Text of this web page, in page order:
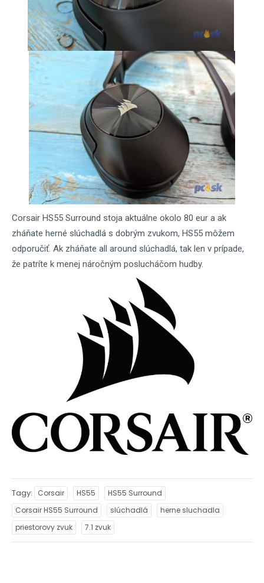
Corsair HS55 Surround stoja aktuálne okolo 80 eur a ak
zháňate herné slúchadlá s dobrým zvukom, HS55 môžem
odporučiť. Ak zháňate all around slúchadlá, tak len v prípade,
že patríte k menej náročným poslucháčom hudby.
Tagy Corsair HS55
HS55 Surround
Corsair HS55 Surround
slúchadlá
herne sluchadla
priestorovy zvuk
7.1 zvuk